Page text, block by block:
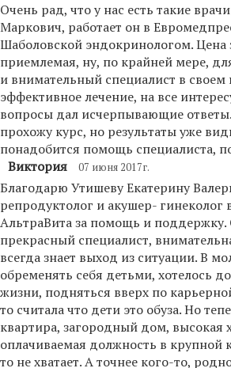
Очень рад, что у нас есть такие
Маркович, работает он в
Шаболовской эндокринологом. Цена
приемлемая, ну, по крайней мере,
и внимательный специалист в
эффективное лечение, на все
вопросы дал исчерпывающие
прохожу курс, но результаты уже
понадобится помощь специалиста,
Виктория
07 июня 2017г.
Благодарю Утишеву Екатерину
репродуктолог и акушер- гинеколог
АльтраВита за помощь и поддержку.
прекрасный специалист,
всегда знает выход из ситуации. В
обременять себя детьми, хотелось
жизни, подняться вверх по
то считала что дети это обуза. Но
квартира, загородный дом, высокая
оплачиваемая должность в крупной
то не хватает. А точнее кого-то,